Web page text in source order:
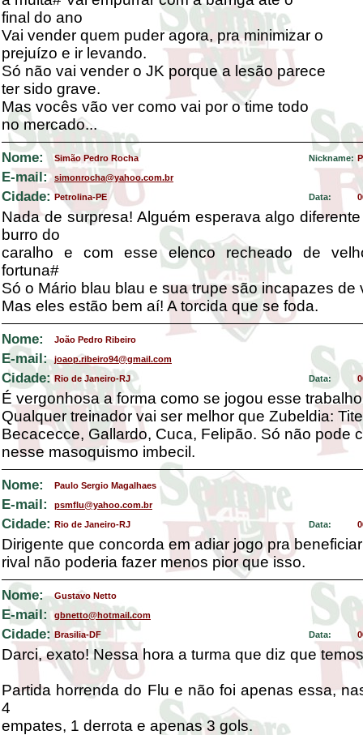
final do ano
Vai vender quem puder agora, pra minimizar o
prejuízo e ir levando.
Só não vai vender o JK porque a lesão parece
ter sido grave.
Mas vocês vão ver como vai por o time todo
no mercado...
Nome: Simão Pedro Rocha Nickname:
E-mail: simonrocha@yahoo.com.br
Cidade: Petrolina-PE Data:
Nada de surpresa! Alguém esperava algo
burro do
caralho e com esse elenco recheado de
fortuna#
Só o Mário blau blau e sua trupe são incapazes de
Mas eles estão bem aí! A torcida que se foda.
Nome: João Pedro Ribeiro
E-mail: joaop.ribeiro94@gmail.com
Cidade: Rio de Janeiro-RJ Data:
É vergonhosa a forma como se jogou esse
Qualquer treinador vai ser melhor que Zubeldia:
Becacecce, Gallardo, Cuca, Felipão. Só não pode
nesse masoquismo imbecil.
Nome: Paulo Sergio Magalhaes
E-mail: psmflu@yahoo.com.br
Cidade: Rio de Janeiro-RJ Data:
Dirigente que concorda em adiar jogo pra
rival não poderia fazer menos pior que isso.
Nome: Gustavo Netto
E-mail: gbnetto@hotmail.com
Cidade: Brasilia-DF Data:
Darci, exato! Nessa hora a turma que diz que
Partida horrenda do Flu e não foi apenas essa,
4
empates, 1 derrota e apenas 3 gols.